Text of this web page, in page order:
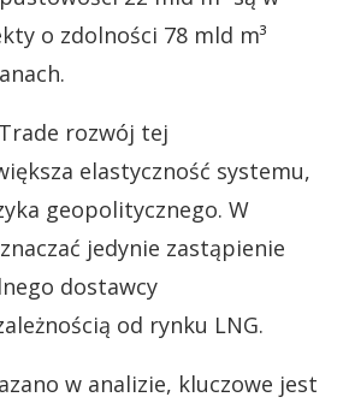
o zdolności 78 mld m³
rozwój tej
elastyczność systemu,
geopolitycznego. W
jedynie zastąpienie
dostawcy
od rynku LNG.
w analizie, kluczowe jest